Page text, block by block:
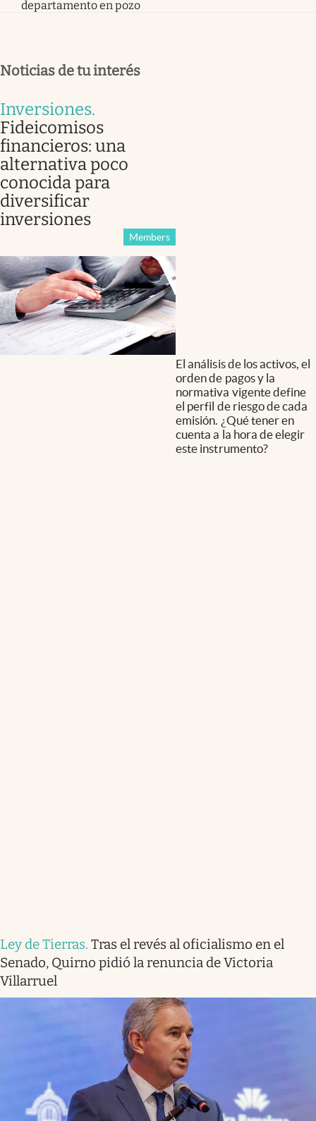
departamento en pozo
Noticias de tu interés
Inversiones.
Fideicomisos
financieros: una
alternativa poco
conocida para
diversificar
inversiones
Members
El análisis de los activos, el
orden de pagos y la
normativa vigente define
el perfil de riesgo de cada
emisión. ¿Qué tener en
cuenta a la hora de elegir
este instrumento?
Ley de Tierras. Tras el revés al oficialismo en el
Senado, Quirno pidió la renuncia de Victoria
Villarruel